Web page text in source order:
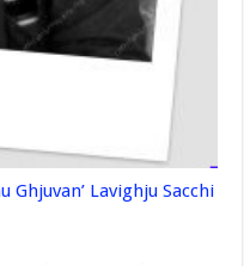
Ghjuvan’ Lavighju Sacchi